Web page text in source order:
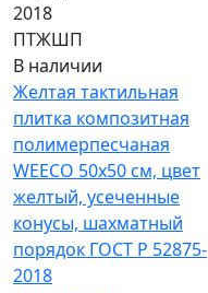
ПТЖШП
В наличии
Желтая тактильная
плитка композитная
полимерпесчаная
WEECO 50х50 см, цвет
желтый, усеченные
конусы, шахматный
порядок ГОСТ Р 52875-
2018